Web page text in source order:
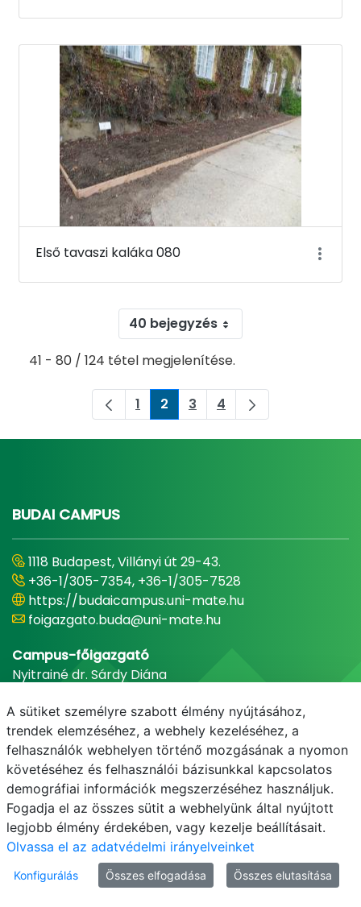
Első tavaszi kaláka 080
40 bejegyzés
41 - 80 / 124 tétel megjelenítése.
Oldal
1 Oldal
2 Oldal
3 Oldal
4
BUDAI CAMPUS
1118 Budapest, Villányi út 29-43.
+36-1/305-7354, +36-1/305-7528
https://budaicampus.uni-mate.hu
foigazgato.buda@uni-mate.hu
Campus-főigazgató
Nyitrainé dr. Sárdy Diána
E-mail Telefonkönyv NEPTUN
Adatvédelem
A sütiket személyre szabott élmény nyújtásához,
trendek elemzéséhez, a webhely kezeléséhez, a
felhasználók webhelyen történő mozgásának a nyomon
követéséhez és felhasználói bázisunkkal kapcsolatos
demográfiai információk megszerzéséhez használjuk.
Fogadja el az összes sütit a webhelyünk által nyújtott
legjobb élmény érdekében, vagy kezelje beállításait.
Olvassa el az adatvédelmi irányelveinket
Konfigurálás Összes elfogadása Összes elutasítása